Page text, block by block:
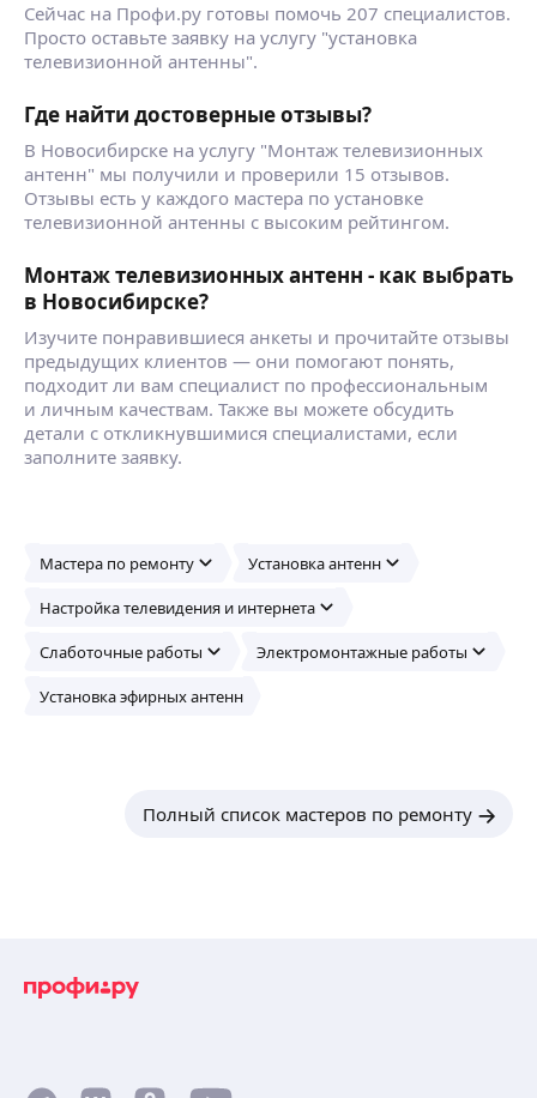
Сейчас на Профи.ру готовы помочь 207 специалистов.
Просто оставьте заявку на услугу "установка
телевизионной антенны".
Где найти достоверные отзывы?
В Новосибирске на услугу "Монтаж телевизионных
антенн" мы получили и проверили 15 отзывов.
Отзывы есть у каждого мастера по установке
телевизионной антенны с высоким рейтингом.
Монтаж телевизионных антенн - как выбрать
в Новосибирске?
Изучите понравившиеся анкеты и прочитайте отзывы
предыдущих клиентов — они помогают понять,
подходит ли вам специалист по профессиональным
и личным качествам. Также вы можете обсудить
детали с откликнувшимися специалистами, если
заполните заявку.
Мастера по ремонту Установка антенн
Настройка телевидения и интернета
Слаботочные работы Электромонтажные работы
Установка эфирных антенн
Полный список мастеров по ремонту